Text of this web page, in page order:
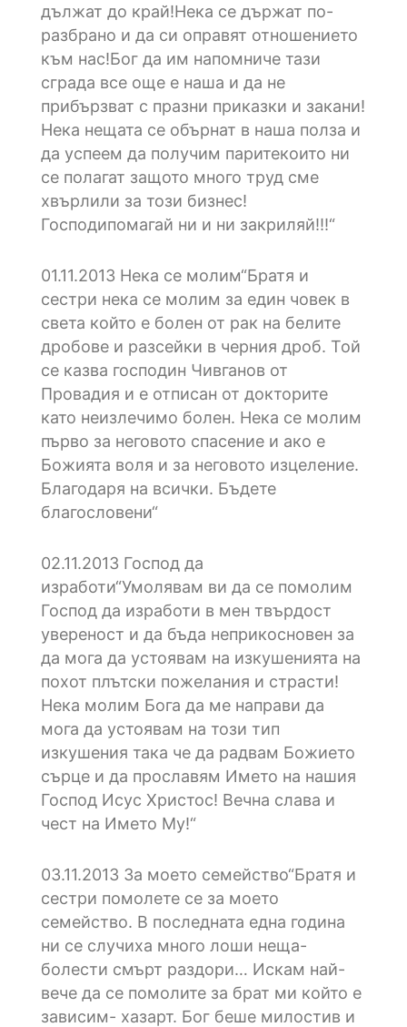
дължат до край!Нека се държат по-
разбрано и да си оправят отношението
към нас!Бог да им напомниче тази
сграда все още е наша и да не
прибързват с празни приказки и закани!
Нека нещата се обърнат в наша полза и
да успеем да получим паритекоито ни
се полагат защото много труд сме
хвърлили за този бизнес!
Господипомагай ни и ни закриляй!!!“
01.11.2013 Hека се молим“Братя и
сестри нека се молим за един човек в
света който е болен от рак на белите
дробове и разсейки в черния дроб. Той
се казва господин Чивганов от
Провадия и е отписан от докторите
като неизлечимо болен. Нека се молим
първо за неговото спасение и ако е
Божията воля и за неговото изцеление.
Благодаря на всички. Бъдете
благословени“
02.11.2013 Господ да
изработи“Умолявам ви да се помолим
Господ да изработи в мен твърдост
увереност и да бъда неприкосновен за
да мога да устоявам на изкушенията на
похот плътски пожелания и страсти!
Нека молим Бога да ме направи да
мога да устоявам на този тип
изкушения така че да радвам Божието
сърце и да прославям Името на нашия
Господ Исус Христос! Вечна слава и
чест на Името Му!“
03.11.2013 3a моето семейство“Братя и
сестри помолете се за моето
семейство. В последната една година
ни се случиха много лоши неща-
болести смърт раздори… Искам най-
вече да се помолите за брат ми който е
зависим- хазарт. Бог беше милостив и